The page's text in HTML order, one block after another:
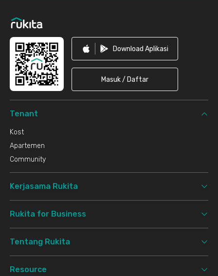
Download Aplikasi
Masuk / Daftar
Tenant
Kost
Apartemen
Community
Kerjasama Rukita
Rukita for Business
Tentang Rukita
Resource